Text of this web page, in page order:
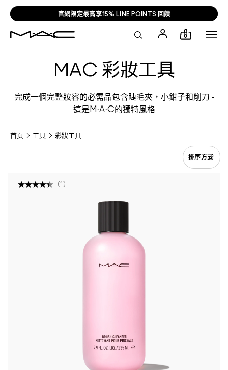
官網限定最高享15% LINE POINTS 回饋
0
MAC 彩妝工具
完成一個完整妝容的必需品包含睫毛夾，小鉗子和削刀 -
這是M·A·C的獨特風格
首页 工具 彩妝工具
(1 )